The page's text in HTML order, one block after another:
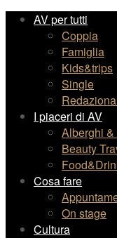
AV per tutti
Coppia
Famiglia
Kids&trips
Single
I piaceri di AV
Alberghi
Beauty
Cosa fare
On stage
Cultura